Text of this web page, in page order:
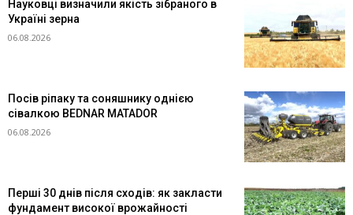
Науковці визначили якість зібраного в
Україні зерна
06.08.2026
Посів ріпаку та соняшнику однією
сівалкою BEDNAR MATADOR
06.08.2026
Перші 30 днів після сходів: як закласти
фундамент високої врожайності